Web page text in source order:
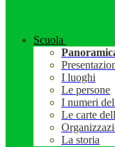
Scuola
I luoghi
Le persone
I numeri
Le carte
La storia